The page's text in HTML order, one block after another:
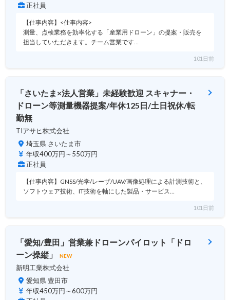
正社員
【仕事内容】<仕事内容>
測量、点検業務を効率化する「産業用ドローン」の提案・販売を
担当していただきます。チーム営業です…
101日前
「さいたま×法人営業」未経験歓迎 スキャナー・
ドローン等測量機器提案/年休125日/土日祝休/転
勤無
TIアサヒ株式会社
埼玉県 さいたま市
年収400万円～550万円
正社員
【仕事内容】GNSS/光学/レーザ/UAV/画像処理による計測技術と、
ソフトウェア技術、IT技術を軸にした製品・サービス…
101日前
「愛知/豊田」営業兼ドローンパイロット「ドロ
ーン操縦」
NEW
新明工業株式会社
愛知県 豊田市
年収450万円～600万円